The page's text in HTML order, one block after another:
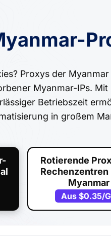
Proxys der
Myanmar-IPs.
Betriebszeit
in großem
Rotierende
Rechenzentren
Myanmar
Aus $0.35/